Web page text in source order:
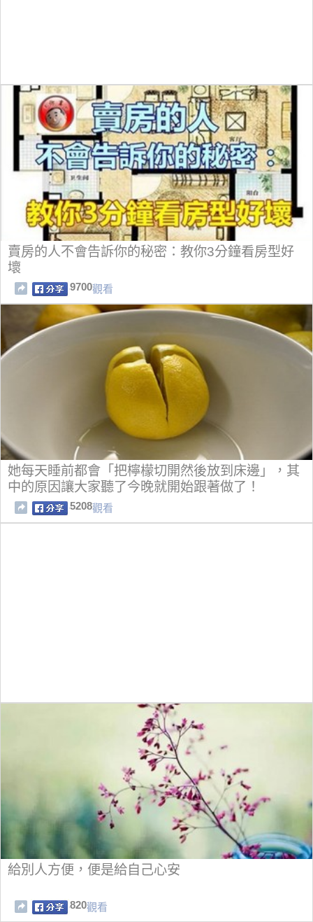
賣房的人不會告訴你的秘密：教你3分鐘看房型好
壞
9700觀看
她每天睡前都會「把檸檬切開然後放到床邊」，其
中的原因讓大家聽了今晚就開始跟著做了！
5208觀看
給別人方便，便是給自己心安
820觀看